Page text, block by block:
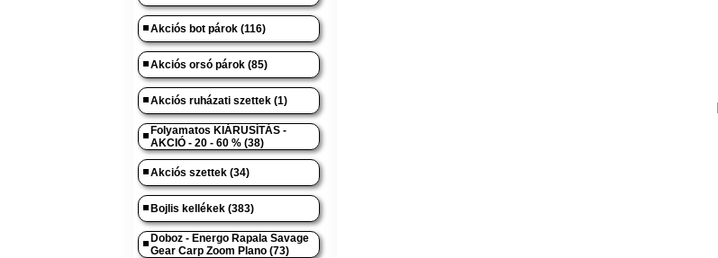
Akciós bot párok (116)
Akciós orsó párok (85)
Akciós ruházati szettek (1)
Folyamatos KIÁRUSÍTÁS -
AKCIÓ - 20 - 60 % (38)
Akciós szettek (34)
Bojlis kellékek (383)
Doboz - Energo Rapala Savage
Gear Carp Zoom Plano (73)